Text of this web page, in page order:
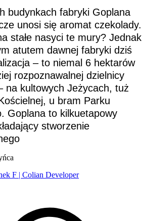
budynkach fabryki Goplana
unosi się aromat czekolady.
stałe nasyci te mury? Jednak
atutem dawnej fabryki dziś
– to niemal 6 hektarów
rozpoznawalnej dzielnicy
na kultowych Jeżycach, tuż
u bram Parku
Goplana to kilkuetapowy
stworzenie
F | Colian Developer